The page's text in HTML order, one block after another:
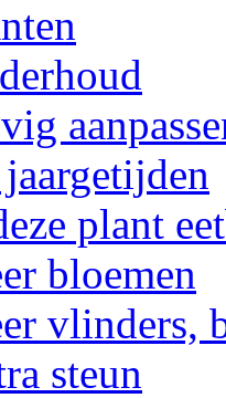
plant
bloemen
vlinders,
steun